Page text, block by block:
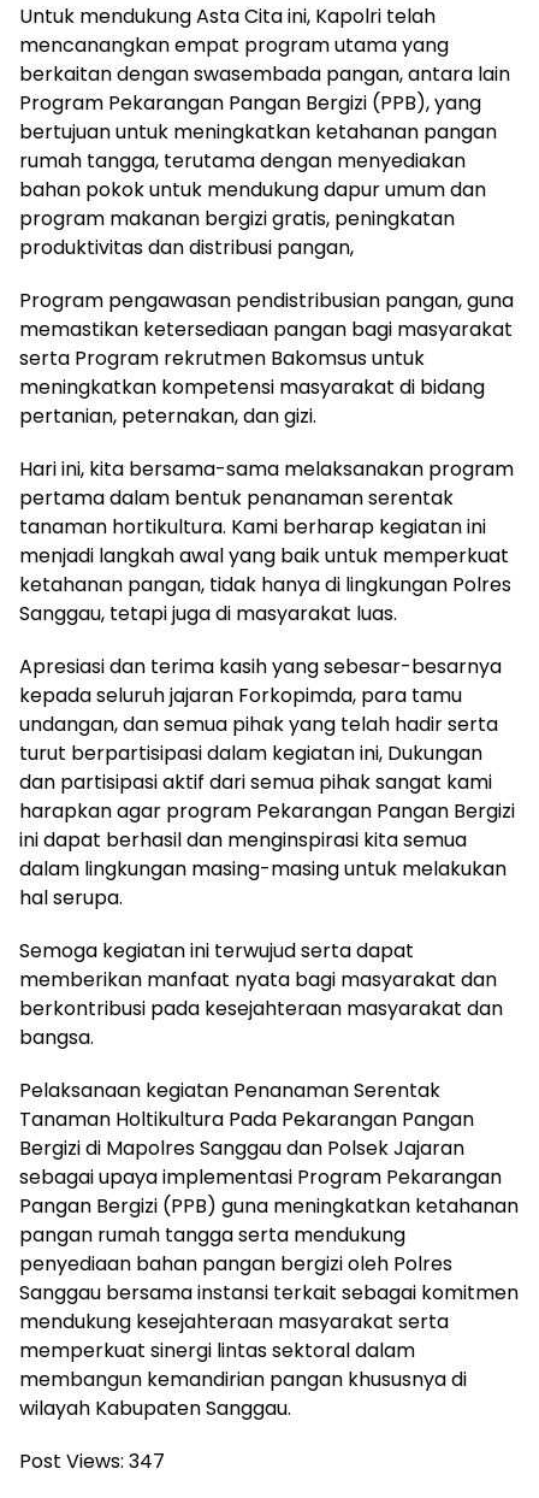
Untuk mendukung Asta Cita ini, Kapolri telah
mencanangkan empat program utama yang
berkaitan dengan swasembada pangan, antara lain
Program Pekarangan Pangan Bergizi (PPB), yang
bertujuan untuk meningkatkan ketahanan pangan
rumah tangga, terutama dengan menyediakan
bahan pokok untuk mendukung dapur umum dan
program makanan bergizi gratis, peningkatan
produktivitas dan distribusi pangan,
Program pengawasan pendistribusian pangan, guna
memastikan ketersediaan pangan bagi masyarakat
serta Program rekrutmen Bakomsus untuk
meningkatkan kompetensi masyarakat di bidang
pertanian, peternakan, dan gizi.
Hari ini, kita bersama-sama melaksanakan program
pertama dalam bentuk penanaman serentak
tanaman hortikultura. Kami berharap kegiatan ini
menjadi langkah awal yang baik untuk memperkuat
ketahanan pangan, tidak hanya di lingkungan Polres
Sanggau, tetapi juga di masyarakat luas.
Apresiasi dan terima kasih yang sebesar-besarnya
kepada seluruh jajaran Forkopimda, para tamu
undangan, dan semua pihak yang telah hadir serta
turut berpartisipasi dalam kegiatan ini, Dukungan
dan partisipasi aktif dari semua pihak sangat kami
harapkan agar program Pekarangan Pangan Bergizi
ini dapat berhasil dan menginspirasi kita semua
dalam lingkungan masing-masing untuk melakukan
hal serupa.
Semoga kegiatan ini terwujud serta dapat
memberikan manfaat nyata bagi masyarakat dan
berkontribusi pada kesejahteraan masyarakat dan
bangsa.
Pelaksanaan kegiatan Penanaman Serentak
Tanaman Holtikultura Pada Pekarangan Pangan
Bergizi di Mapolres Sanggau dan Polsek Jajaran
sebagai upaya implementasi Program Pekarangan
Pangan Bergizi (PPB) guna meningkatkan ketahanan
pangan rumah tangga serta mendukung
penyediaan bahan pangan bergizi oleh Polres
Sanggau bersama instansi terkait sebagai komitmen
mendukung kesejahteraan masyarakat serta
memperkuat sinergi lintas sektoral dalam
membangun kemandirian pangan khususnya di
wilayah Kabupaten Sanggau.
Post Views: 347